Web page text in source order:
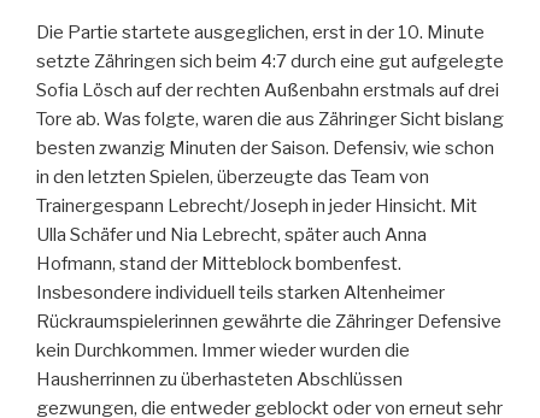
Die Partie startete ausgeglichen, erst in der 10. Minute
setzte Zähringen sich beim 4:7 durch eine gut aufgelegte
Sofia Lösch auf der rechten Außenbahn erstmals auf drei
Tore ab. Was folgte, waren die aus Zähringer Sicht bislang
besten zwanzig Minuten der Saison. Defensiv, wie schon
in den letzten Spielen, überzeugte das Team von
Trainergespann Lebrecht/Joseph in jeder Hinsicht. Mit
Ulla Schäfer und Nia Lebrecht, später auch Anna
Hofmann, stand der Mitteblock bombenfest.
Insbesondere individuell teils starken Altenheimer
Rückraumspielerinnen gewährte die Zähringer Defensive
kein Durchkommen. Immer wieder wurden die
Hausherrinnen zu überhasteten Abschlüssen
gezwungen, die entweder geblockt oder von erneut sehr